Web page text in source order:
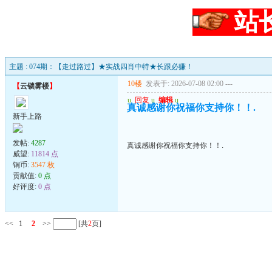
站
主题 : 074期：【走过路过】★实战四肖中特★长跟必赚！
【云锁雾楼】
新手上路
发帖: 4287
威望: 11814 点
铜币: 3547 枚
贡献值: 0 点
好评度: 0 点
10楼 发表于: 2026-07-08 02:00 ---
u 回复 u 编辑 u
真诚感谢你祝福你支持你！！.
真诚感谢你祝福你支持你！！.
<< 1 2 >> [共2页]